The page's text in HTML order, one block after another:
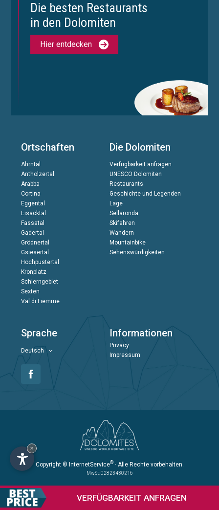
VERFÜGBARKEIT ANFRAGEN
Die besten Restaurants
in den Dolomiten
Hier entdecken
Ortschaften
Ahrntal
Antholzertal
Arabba
Cortina
Eggental
Eisacktal
Fassatal
Gadertal
Grödnertal
Gsiesertal
Hochpustertal
Kronplatz
Schlerngebiet
Sexten
Val di Fiemme
Die Dolomiten
Verfügbarkeit anfragen
UNESCO Dolomiten
Restaurants
Geschichte und Legenden
Lage
Sellaronda
Skifahren
Wandern
Mountainbike
Sehenswürdigkeiten
Sprache
Deutsch
Informationen
Privacy
Impressum
Copyright © InternetService®· Alle Rechte vorbehalten.
MwSt: 02823430216
×